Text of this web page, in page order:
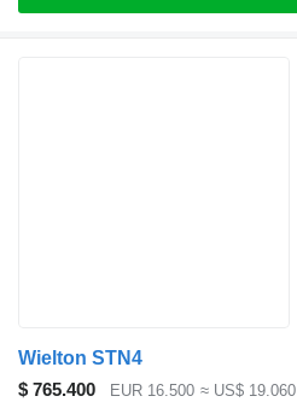
Wielton STN4
$ 765.400
EUR 16.500 ≈ US$ 19.060